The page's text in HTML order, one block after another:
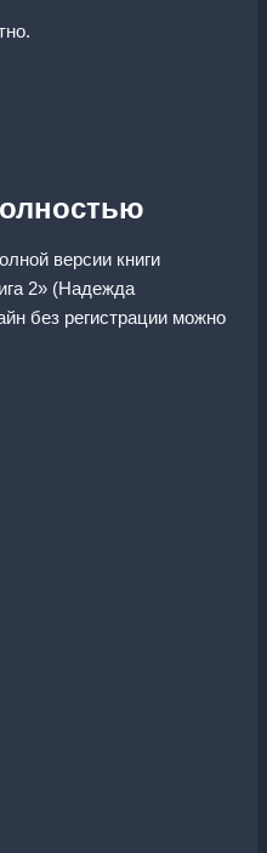
версии книги
2» (Надежда
без регистрации можно